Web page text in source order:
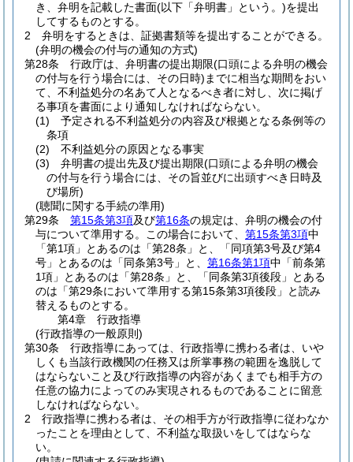
き、弁明を記載した書面(以下「弁明書」という。)を提出
してするものとする。
2
弁明をするときは、証拠書類等を提出することができる。
(弁明の機会の付与の通知の方式)
第28条
行政庁は、弁明書の提出期限(口頭による弁明の機会
の付与を行う場合には、その日時) までに相当な期間をおい
て、不利益処分の名あて人となるべき者に対し、次に掲げ
る事項を書面により通知しなければならない。
(1)
予定される不利益処分の内容及び根拠となる条例等の
条項
(2)
不利益処分の原因となる事実
(3)
弁明書の提出先及び提出期限(口頭による弁明の機会
の付与を行う場合には、その旨並びに出頭すべき日時及
び場所)
(聴聞に関する手続の準用)
第29条
第15条第3項及び第16条の規定は、弁明の機会の付
与について準用する。
この場合において、 第15条第3項中
「第1項」とあるのは「第28条」と、「同項第3号及び第4
号」とあるのは「同条第3号」と、 第16条第1項中「前条第
1項」とあるのは「第28条」と、「同条第3項後段」とある
のは「第29条において準用する第15条第3項後段」と読み
替えるものとする。
第4章
行政指導
(行政指導の一般原則)
第30条
行政指導にあっては、行政指導に携わる者は、いや
しくも当該行政機関の任務又は所掌事務の範囲を逸脱して
はならないこと及び行政指導の内容があくまでも相手方の
任意の協力によってのみ実現されるものであることに留意
しなければならない。
2
行政指導に携わる者は、その相手方が行政指導に従わなか
ったことを理由として、不利益な取扱いをしてはならな
い。